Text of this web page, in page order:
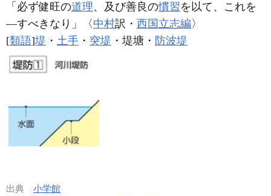
「必ず健旺の道理、及び善良の慣習を以て、これを
―すべきなり」〈 中村訳・ 西国立志編 〉
[類語]堤 ・ 土手 ・ 突堤 ・堤塘・ 防波堤
出典 小学館